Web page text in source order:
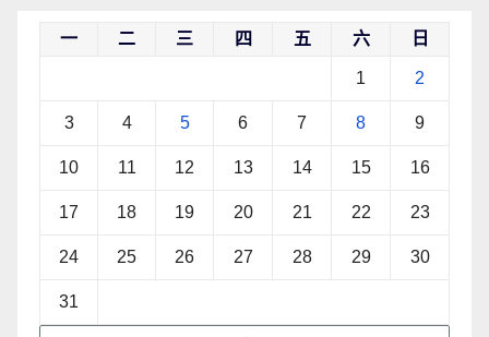
一 二 三 四 五 六 日
1 2
3 4 5 6 7 8 9
10 11 12 13 14 15 16
17 18 19 20 21 22 23
24 25 26 27 28 29 30
31